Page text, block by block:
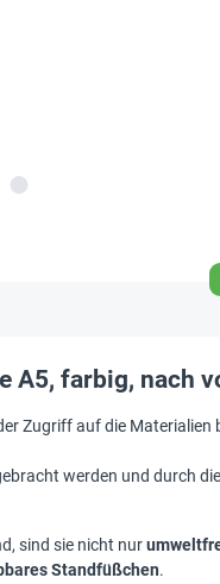
A5, farbig, nach
Zugriff auf die Materialien
werden und durch
sind sie nicht nur
Standfüßchen.